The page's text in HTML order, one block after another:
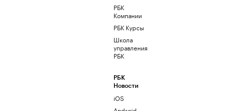
РБК
Компании
РБК Курсы
Школа
управления
РБК
РБК
Новости
iOS